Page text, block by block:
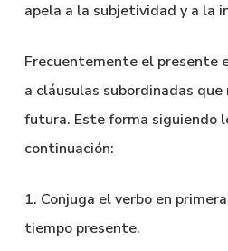
apela a la subjetividad y a la
Frecuentemente el presente
a cláusulas subordinadas que
futura. Este forma siguiendo
continuación:
1. Conjuga el verbo en
tiempo presente.